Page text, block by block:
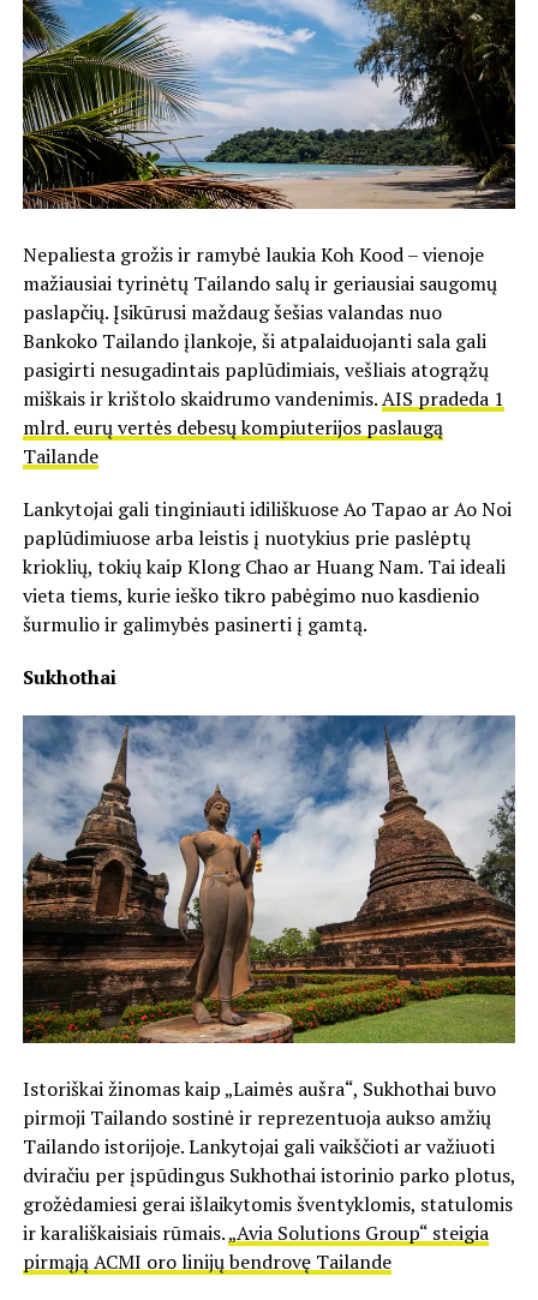
Nepaliesta grožis ir ramybė laukia Koh Kood – vienoje
mažiausiai tyrinėtų Tailando salų ir geriausiai saugomų
paslapčių. Įsikūrusi maždaug šešias valandas nuo
Bankoko Tailando įlankoje, ši atpalaiduojanti sala gali
pasigirti nesugadintais paplūdimiais, vešliais atogrąžų
miškais ir krištolo skaidrumo vandenimis.AIS pradeda 1
mlrd. eurų vertės debesų kompiuterijos paslaugą
Tailande
Lankytojai gali tinginiauti idiliškuose Ao Tapao ar Ao Noi
paplūdimiuose arba leistis į nuotykius prie paslėptų
krioklių, tokių kaip Klong Chao ar Huang Nam. Tai ideali
vieta tiems, kurie ieško tikro pabėgimo nuo kasdienio
šurmulio ir galimybės pasinerti į gamtą.
Sukhothai
Istoriškai žinomas kaip „Laimės aušra“, Sukhothai buvo
pirmoji Tailando sostinė ir reprezentuoja aukso amžių
Tailando istorijoje. Lankytojai gali vaikščioti ar važiuoti
dviračiu per įspūdingus Sukhothai istorinio parko plotus,
grožėdamiesi gerai išlaikytomis šventyklomis, statulomis
ir karališkaisiais rūmais.„Avia Solutions Group“ steigia
pirmąją ACMI oro linijų bendrovę Tailande